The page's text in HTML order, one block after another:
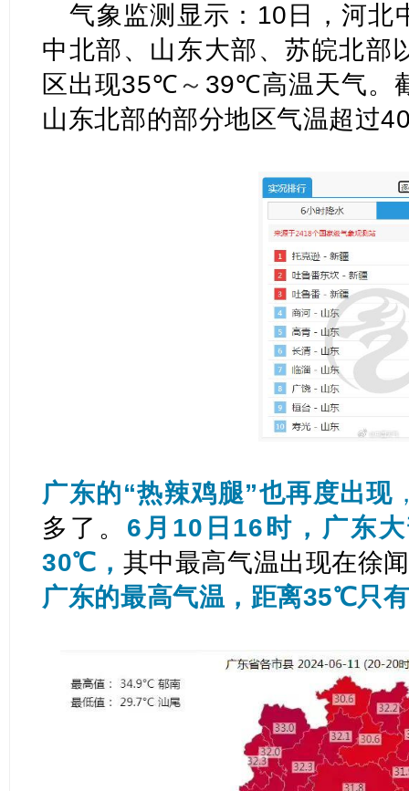
气象监测显示：10日，河北
中北部、山东大部、苏皖北部
区出现35℃～ 39℃高温天气。
山东北部的部分地区气温超过
广东的“热辣鸡腿”也再度出现
多了。 6月10日16时，广东
30℃， 其中最高气温出现在徐
广东的最高气温，距离35℃只